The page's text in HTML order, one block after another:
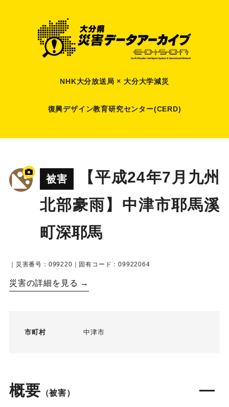
NHK大分放送局 × 大分大学減災
復興デザイン教育研究センター(CERD)
被害
【平成24年7月九州
北部豪雨】中津市耶馬溪
町深耶馬
｜災害番号：099220｜固有コード：09922064
災害の詳細を見る →
市町村 中津市
概要 （被害）